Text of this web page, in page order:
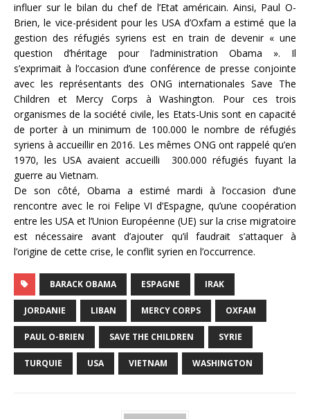
influer sur le bilan du chef de l’Etat américain. Ainsi, Paul O-
Brien, le vice-président pour les USA d’Oxfam a estimé que la
gestion des réfugiés syriens est en train de devenir « une
question d’héritage pour l’administration Obama ». Il
s’exprimait à l’occasion d’une conférence de presse conjointe
avec les représentants des ONG internationales Save The
Children et Mercy Corps à Washington. Pour ces trois
organismes de la société civile, les Etats-Unis sont en capacité
de porter à un minimum de 100.000 le nombre de réfugiés
syriens à accueillir en 2016. Les mêmes ONG ont rappelé qu’en
1970, les USA avaient accueilli 300.000 réfugiés fuyant la
guerre au Vietnam.
De son côté, Obama a estimé mardi à l’occasion d’une
rencontre avec le roi Felipe VI d’Espagne, qu’une coopération
entre les USA et l’Union Européenne (UE) sur la crise migratoire
est nécessaire avant d’ajouter qu’il faudrait s’attaquer à
l’origine de cette crise, le conflit syrien en l’occurrence.
BARACK OBAMA ESPAGNE IRAK
JORDANIE LIBAN MERCY CORPS OXFAM
PAUL O-BRIEN SAVE THE CHILDREN SYRIE
TURQUIE USA VIETNAM WASHINGTON